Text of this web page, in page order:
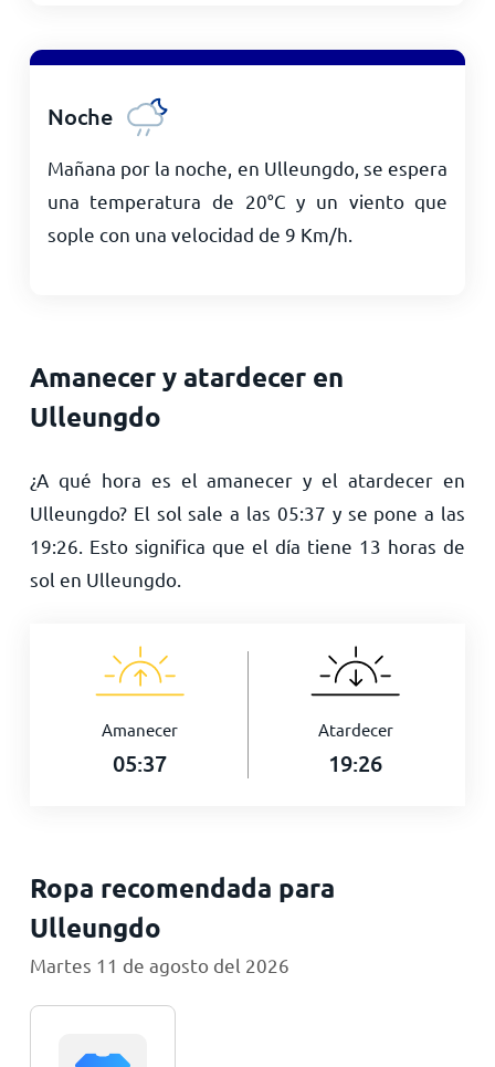
Noche
Mañana por la noche, en Ulleungdo, se espera
una temperatura de 20°C y un viento que
sople con una velocidad de 9 Km/h
Amanecer y atardecer en
Ulleungdo
¿A qué hora es el amanecer y el atardecer en
Ulleungdo? El sol sale a las 05:37 y se pone a las
19:26 . Esto significa que el día tiene 13 horas de
sol en Ulleungdo.
Amanecer
05:37
Atardecer
19:26
Ropa recomendada para
Ulleungdo
Martes 11 de agosto del 2026